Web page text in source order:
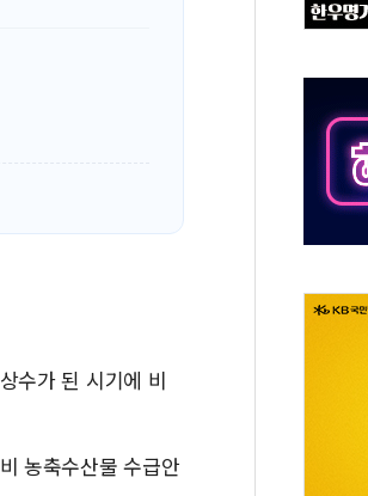
강릉·동해·삼척 시간당 최대 50㎜ 폭우…강원 동
李대통령 "결혼 때문에 손해 보는 일 없게"…'결
여수 오동도 인근 해상서 모터보트 전복…1명 사
추미애, '위안부' 피해자 기림의 날 참석..."국제
인천 선재도 갯벌서 해루질 중 실종 60대 나흘만에
'화합' 꺼낸 김민석에 '뻔뻔' 받아친 정청래…제주
수가 된 시기에 비
농축수산물 수급안